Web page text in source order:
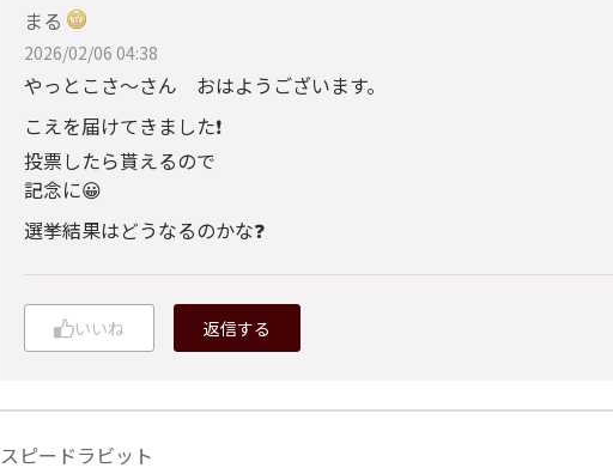
まる
2026/02/06 04:38
やっとこさ〜さん おはようございます。
こえを届けてきました❗
投票したら貰えるので
記念に😀
選挙結果はどうなるのかな❓
いいね 返信する
スピードラビット